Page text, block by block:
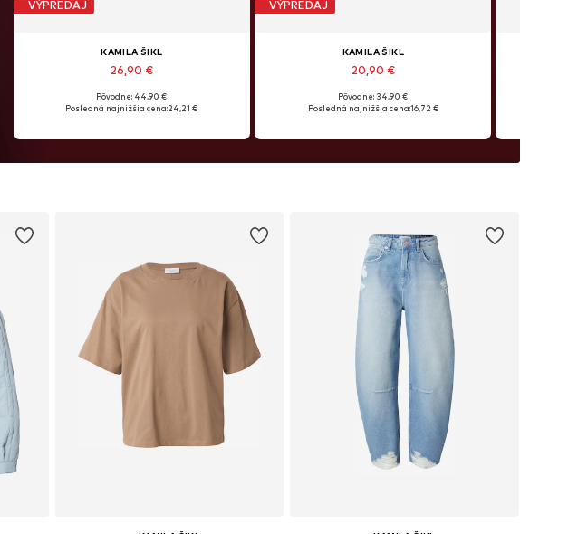
VÝPREDAJ
KAMILA ŠIKL
26,90 €
Pôvodne: 44,90 €
Posledná najnižšia cena:24,21 €
VÝPREDAJ
KAMILA ŠIKL
20,90 €
Pôvodne: 34,90 €
Posledná najnižšia cena:16,72 €